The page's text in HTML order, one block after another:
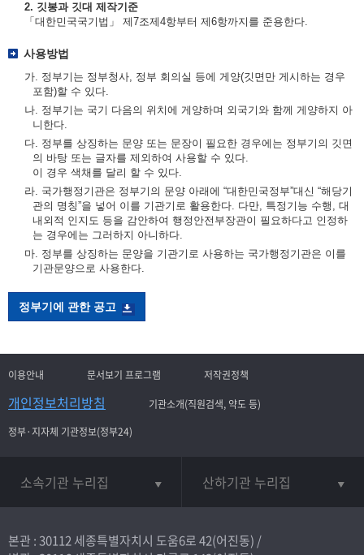
2. 깃봉과 깃대 제작기준
「대한민국국기법」 제7조제4항부터 제6항까지를 준용한다.
사용방법
가. 정부기는 정부청사, 정부 회의실 등에 게양(깃면만 게시하는 경우
포함)할 수 있다.
나. 정부기는 국기 다음의 위치에 게양하며 외국기와 함께 게양하지 아
니한다.
다. 정부를 상징하는 문양 또는 문장이 필요한 경우에는 정부기의 깃면
의 바탕 또는 글자를 제외하여 사용할 수 있다.
이 경우 색채를 달리 할 수 있다.
라. 국가행정기관은 정부기의 문양 아래에 “대한민국정부”대신 “해당기
관의 명칭”을 넣어 이를 기관기로 활용한다. 다만, 특정기능 수행, 대
내외적 인지도 등을 감안하여 행정안전부장관이 필요하다고 인정하
는 경우에는 그러하지 아니하다.
마. 정부를 상징하는 문양을 기관기로 사용하는 국가행정기관은 이를
기관문양으로 사용한다.
정부기에 관한 공고
이용안내 문서보기 프로그램 저작권정책
개인정보처리방침
기관소개(직원검색, 약도 등)
정부·지자체 기관정보(정부24)
소속기관 누리집 산하기관 누리집
본관 : 30112 세종특별자치시 도움6로 42(어진동) /